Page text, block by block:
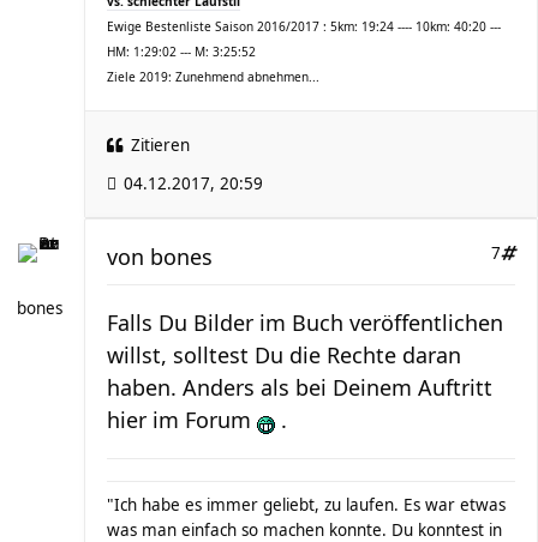
Ewige Bestenliste Saison 2016/2017 : 5km: 19:24 ---- 10km: 40:20 ---
HM: 1:29:02 --- M: 3:25:52
Ziele 2019: Zunehmend abnehmen...
Zitieren
04.12.2017, 20:59
bones
7
von bones
Falls Du Bilder im Buch veröffentlichen
willst, solltest Du die Rechte daran
haben. Anders als bei Deinem Auftritt
hier im Forum
.
"Ich habe es immer geliebt, zu laufen. Es war etwas
was man einfach so machen konnte. Du konntest in